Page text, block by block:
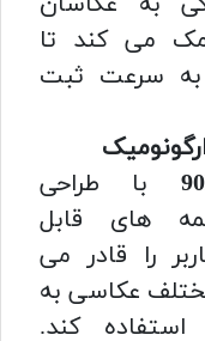
می کند تا
به سرعت ثبت
با طراحی
های قابل
را قادر می
عکاسی به
کند.